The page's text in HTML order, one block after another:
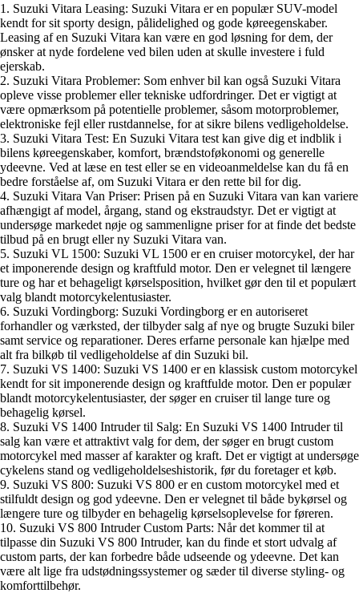
1. Suzuki Vitara Leasing: Suzuki Vitara er en populær SUV-model
kendt for sit sporty design, pålidelighed og gode køreegenskaber.
Leasing af en Suzuki Vitara kan være en god løsning for dem, der
ønsker at nyde fordelene ved bilen uden at skulle investere i fuld
ejerskab.
2. Suzuki Vitara Problemer: Som enhver bil kan også Suzuki Vitara
opleve visse problemer eller tekniske udfordringer. Det er vigtigt at
være opmærksom på potentielle problemer, såsom motorproblemer,
elektroniske fejl eller rustdannelse, for at sikre bilens vedligeholdelse.
3. Suzuki Vitara Test: En Suzuki Vitara test kan give dig et indblik i
bilens køreegenskaber, komfort, brændstoføkonomi og generelle
ydeevne. Ved at læse en test eller se en videoanmeldelse kan du få en
bedre forståelse af, om Suzuki Vitara er den rette bil for dig.
4. Suzuki Vitara Van Priser: Prisen på en Suzuki Vitara van kan variere
afhængigt af model, årgang, stand og ekstraudstyr. Det er vigtigt at
undersøge markedet nøje og sammenligne priser for at finde det bedste
tilbud på en brugt eller ny Suzuki Vitara van.
5. Suzuki VL 1500: Suzuki VL 1500 er en cruiser motorcykel, der har
et imponerende design og kraftfuld motor. Den er velegnet til længere
ture og har et behageligt kørselsposition, hvilket gør den til et populært
valg blandt motorcykelentusiaster.
6. Suzuki Vordingborg: Suzuki Vordingborg er en autoriseret
forhandler og værksted, der tilbyder salg af nye og brugte Suzuki biler
samt service og reparationer. Deres erfarne personale kan hjælpe med
alt fra bilkøb til vedligeholdelse af din Suzuki bil.
7. Suzuki VS 1400: Suzuki VS 1400 er en klassisk custom motorcykel
kendt for sit imponerende design og kraftfulde motor. Den er populær
blandt motorcykelentusiaster, der søger en cruiser til lange ture og
behagelig kørsel.
8. Suzuki VS 1400 Intruder til Salg: En Suzuki VS 1400 Intruder til
salg kan være et attraktivt valg for dem, der søger en brugt custom
motorcykel med masser af karakter og kraft. Det er vigtigt at undersøge
cykelens stand og vedligeholdelseshistorik, før du foretager et køb.
9. Suzuki VS 800: Suzuki VS 800 er en custom motorcykel med et
stilfuldt design og god ydeevne. Den er velegnet til både bykørsel og
længere ture og tilbyder en behagelig kørselsoplevelse for føreren.
10. Suzuki VS 800 Intruder Custom Parts: Når det kommer til at
tilpasse din Suzuki VS 800 Intruder, kan du finde et stort udvalg af
custom parts, der kan forbedre både udseende og ydeevne. Det kan
være alt lige fra udstødningssystemer og sæder til diverse styling- og
komforttilbehør.